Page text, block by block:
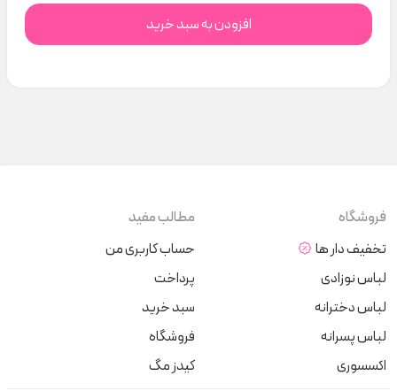
افزودن به سبد خرید
فروشگاه
تخفیف دار ها
لباس نوزادی
لباس دخترانه
لباس پسرانه
اکسسوری
مطالب مفید
حساب کاربری من
پرداخت
سبد خرید
فروشگاه
کیدز مگ